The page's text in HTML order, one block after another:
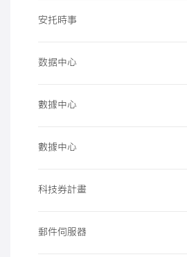
安托時事
数据中心
數據中心
數據中心
科技券計畫
郵件伺服器